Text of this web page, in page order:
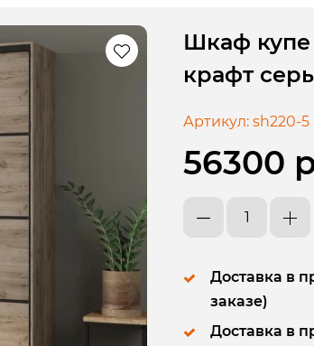
Шкаф купе
крафт
Артикул: sh220-5
56300
Доставка в
заказе)
Доставка в